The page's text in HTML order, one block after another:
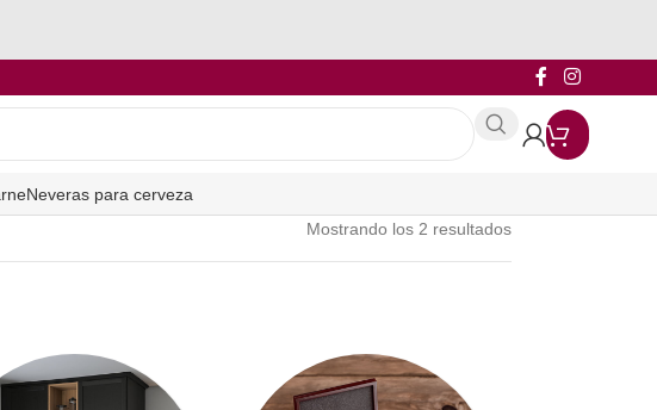
Neveras para cerveza
Mostrando los 2 resultados